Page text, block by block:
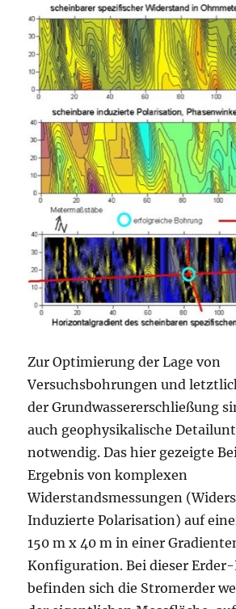
Zur Optimierung der Lage von
Versuchsbohrungen und
der Grundwassererschließung
auch geophysikalische
notwendig. Das hier gezeigte
Ergebnis von komplexen
Widerstandsmessungen
Induzierte Polarisation) auf
150 m x 40 m in einer
Konfiguration. Bei dieser
befinden sich die Stromerder